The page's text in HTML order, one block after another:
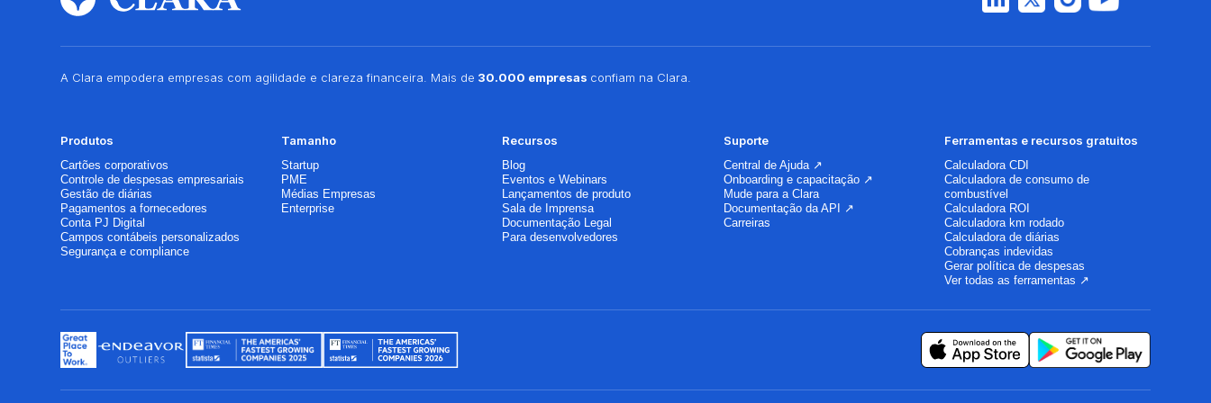
A Clara empodera empresas com agilidade e clareza financeira. Mais de 30.000 empresas confiam na Clara.
Produtos
Cartões corporativos
Controle de despesas empresariais
Gestão de diárias
Pagamentos a fornecedores
Conta PJ Digital
Campos contábeis personalizados
Segurança e compliance
Tamanho
Startup
PME
Médias Empresas
Enterprise
Recursos
Blog
Eventos e Webinars
Lançamentos de produto
Sala de Imprensa
Documentação Legal
Para desenvolvedores
Suporte
Central de Ajuda ↗
Onboarding e capacitação ↗
Mude para a Clara
Documentação da API ↗
Carreiras
Ferramentas e recursos gratuitos
Calculadora CDI
Calculadora de consumo de
combustível
Calculadora ROI
Calculadora km rodado
Calculadora de diárias
Cobranças indevidas
Gerar política de despesas
Ver todas as ferramentas ↗